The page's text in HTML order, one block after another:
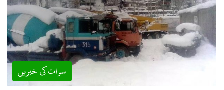
سوات کی خبریں